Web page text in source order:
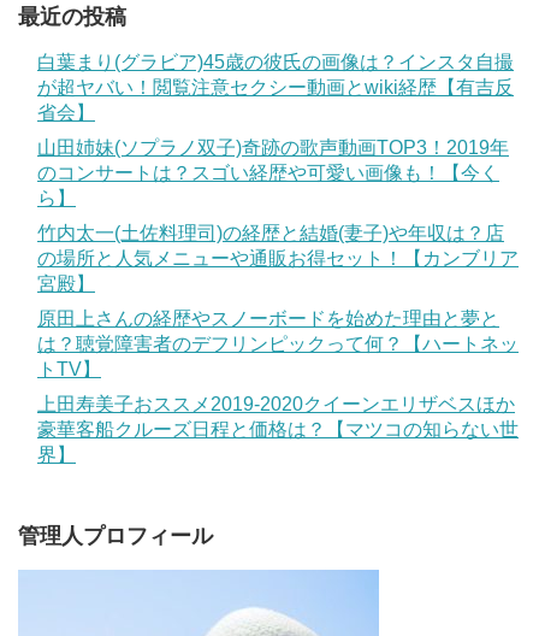
最近の投稿
白葉まり(グラビア)45歳の彼氏の画像は？インスタ自撮
が超ヤバい！閲覧注意セクシー動画とwiki経歴【有吉反
省会】
山田姉妹(ソプラノ双子)奇跡の歌声動画TOP3！2019年
のコンサートは？スゴい経歴や可愛い画像も！【今く
ら】
竹内太一(土佐料理司)の経歴と結婚(妻子)や年収は？店
の場所と人気メニューや通販お得セット！【カンブリア
宮殿】
原田上さんの経歴やスノーボードを始めた理由と夢と
は？聴覚障害者のデフリンピックって何？【ハートネッ
トTV】
上田寿美子おススメ2019-2020クイーンエリザベスほか
豪華客船クルーズ日程と価格は？【マツコの知らない世
界】
管理人プロフィール